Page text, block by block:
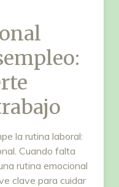
la rutina laboral:
Cuando falta
rutina emocional
clave para cuidar